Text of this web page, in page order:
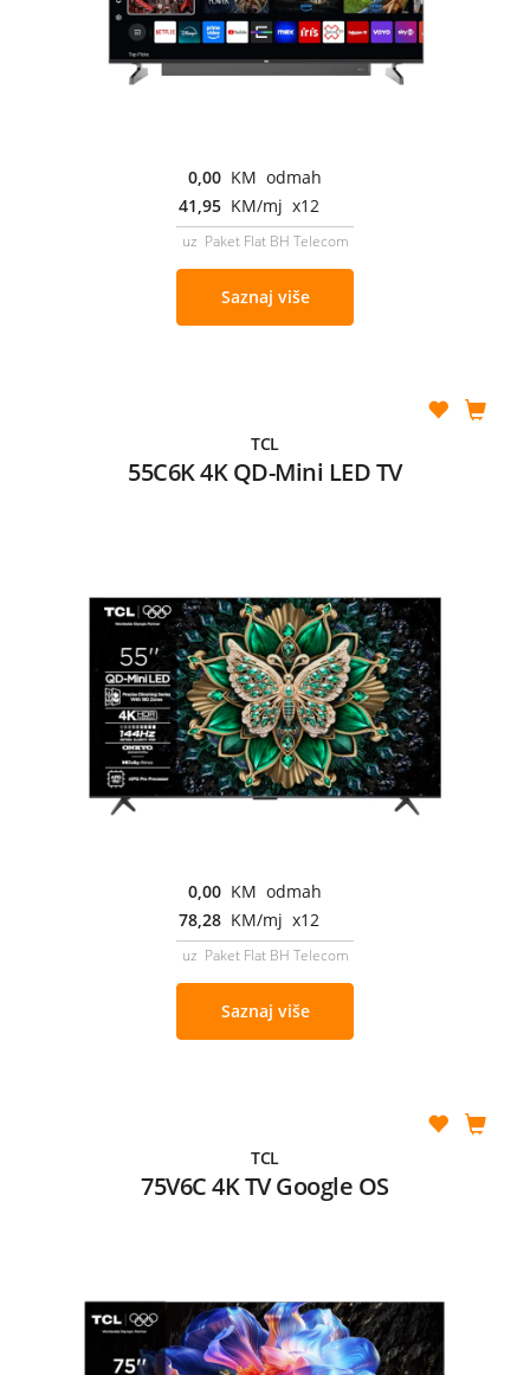
0,00 KM odmah
41,95 KM/mj x12
uz Paket Flat BH Telecom
Saznaj više
TCL
55C6K 4K QD-Mini LED TV
0,00 KM odmah
78,28 KM/mj x12
uz Paket Flat BH Telecom
Saznaj više
TCL
75V6C 4K TV Google OS